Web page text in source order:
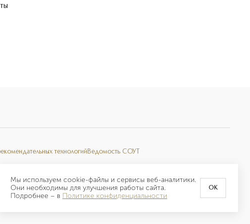
Мы используем cookie-файлы и сервисы веб-аналитики.
Они необходимы для улучшения работы сайта.
Подробнее – в Политике конфиденциальности
OK
технологий Ведомость СОУТ